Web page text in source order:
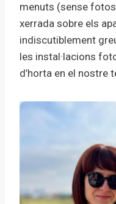
menuts (sense
xerrada sobre els
indiscutiblement
les instal·lacions
d’horta en el nostre